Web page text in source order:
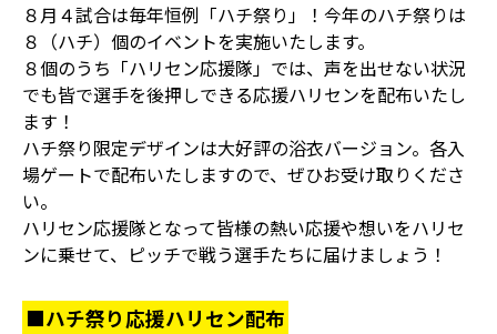
８月４試合は毎年恒例「ハチ祭り」！今年のハチ祭りは
８（ハチ）個のイベントを実施いたします。
８個のうち「ハリセン応援隊」では、声を出せない状況
でも皆で選手を後押しできる応援ハリセンを配布いたし
ます！
ハチ祭り限定デザインは大好評の浴衣バージョン。各入
場ゲートで配布いたしますので、ぜひお受け取りくださ
い。
ハリセン応援隊となって皆様の熱い応援や想いをハリセ
ンに乗せて、ピッチで戦う選手たちに届けましょう！
■ハチ祭り応援ハリセン配布